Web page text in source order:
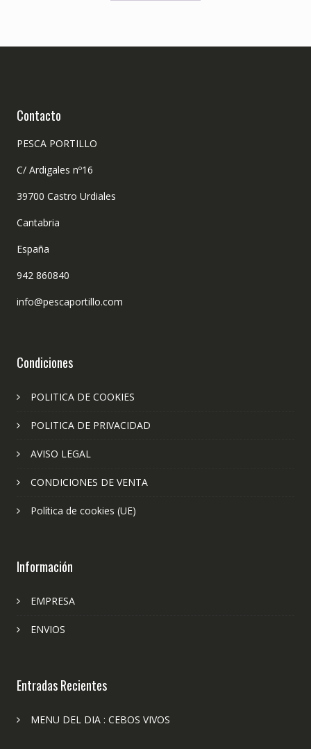
Contacto
PESCA PORTILLO
C/ Ardigales nº16
39700 Castro Urdiales
Cantabria
España
942 860840
info@pescaportillo.com
Condiciones
POLITICA DE COOKIES
POLITICA DE PRIVACIDAD
AVISO LEGAL
CONDICIONES DE VENTA
Política de cookies (UE)
Información
EMPRESA
ENVIOS
Entradas Recientes
MENU DEL DIA : CEBOS VIVOS